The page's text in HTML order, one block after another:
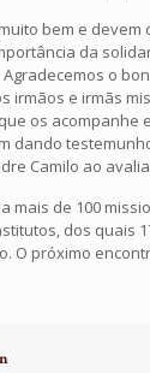
bem e devem
da
o
irmãos e irmãs
os acompanhe
dando
Camilo ao
mais de 100
dos quais
O próximo